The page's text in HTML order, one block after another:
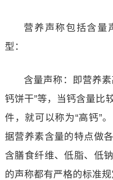
营养声称包括含量
型：
含量声称：即营养
钙饼干”等，当钙含量比
件，就可以称为“高钙”
据营养素含量的特点做
含膳食纤维、低脂、低
的声称都有严格的标准规